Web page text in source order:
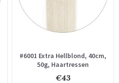
#6001 Extra Hellblond, 40cm,
50g, Haartressen
€43